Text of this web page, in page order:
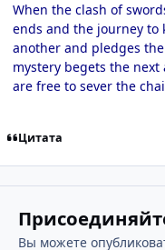
When the clash of
ends and the journey to
another and pledges
mystery begets the next
are free to sever the
Цитата
Вы можете